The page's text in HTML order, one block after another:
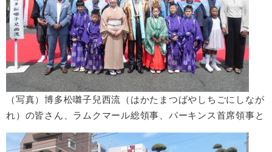
（写真）博多松囃子兒西流（はかたまつばやしちごにしなが
れ）の皆さん、ラムクマール総領事、パーキンス首席領事と